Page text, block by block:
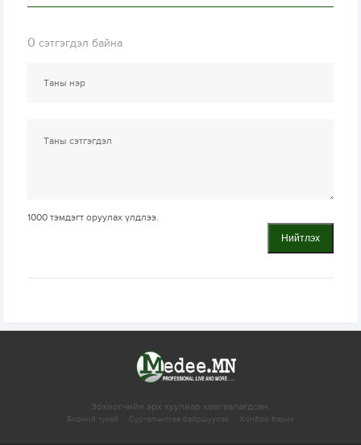
0 сэтгэгдэл байна
1000 тэмдэгт оруулах үлдлээ.
Нийтлэх
Зохиогчийн эрх хуулиар хамгаалагдсан.
Бидний тухай Сурталчилгаа байршуулах Холбоо барих